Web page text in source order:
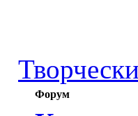
Форум